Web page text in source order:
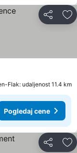
Deli
Flak: udaljenost 11.4 km
Pogledaj cene
Deli